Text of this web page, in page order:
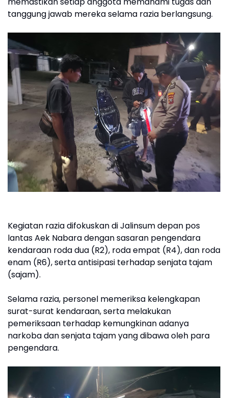
tanggung jawab mereka selama razia berlangsung.
Kegiatan razia difokuskan di Jalinsum depan pos
lantas Aek Nabara dengan sasaran pengendara
kendaraan roda dua (R2), roda empat (R4), dan roda
enam (R6), serta antisipasi terhadap senjata tajam
(sajam).
Selama razia, personel memeriksa kelengkapan
surat-surat kendaraan, serta melakukan
pemeriksaan terhadap kemungkinan adanya
narkoba dan senjata tajam yang dibawa oleh para
pengendara.